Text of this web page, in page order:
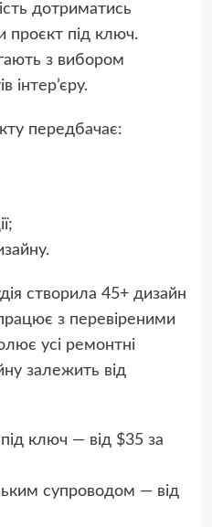
дотриматись
проєкт під ключ.
з вибором
інтер’єру.
передбачає:
створила 45+ дизайн
з перевіреними
усі ремонтні
залежить від
ключ — від $35 за
супроводом — від